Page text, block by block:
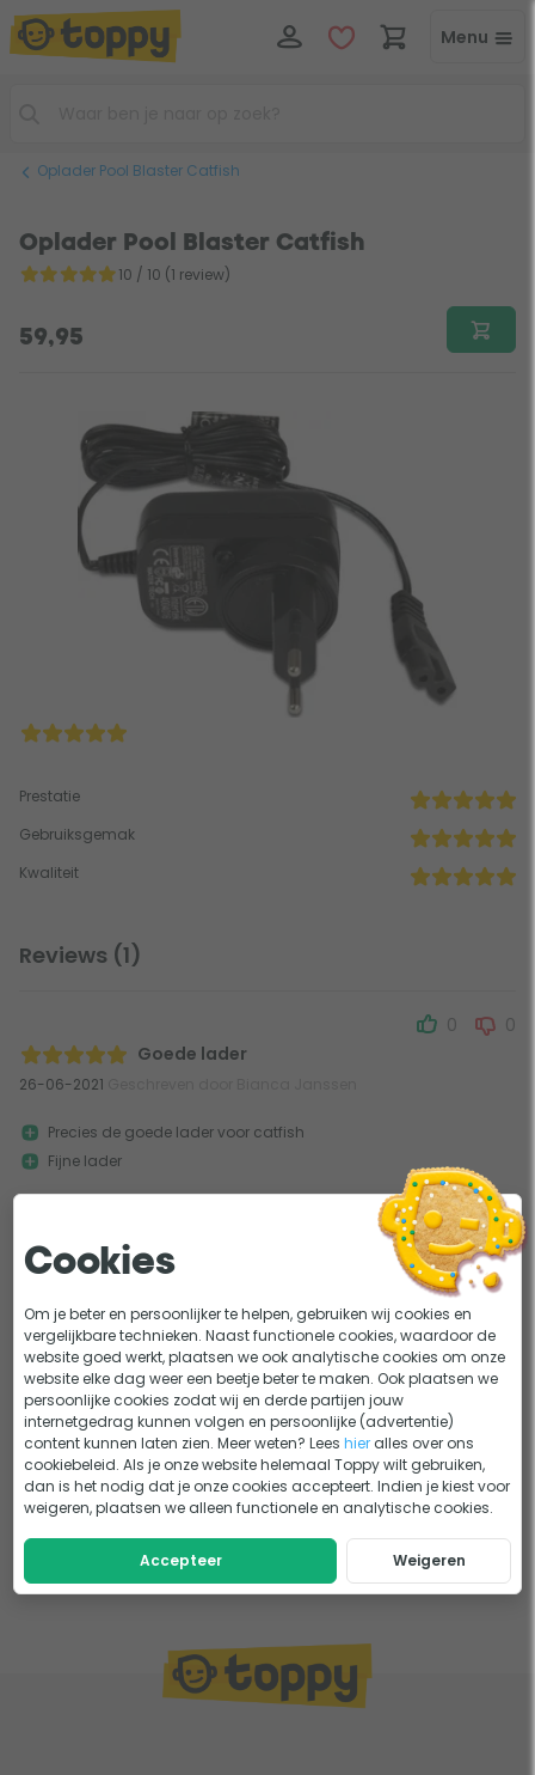
Menu
Oplader Pool Blaster Catfish
Oplader Pool Blaster Catfish
10 / 10 (1 review)
59,95
Prestatie
Gebruiksgemak
Kwaliteit
Reviews (1)
Goede lader
26-06-2021
0 0
Gelukkig heeft Toppy de lader voor cathfish poolblaster.
Precies de goede lader voor catfish
Fijne lader
1
Cookies
Om je beter en persoonlijker te helpen, gebruiken wij cookies en
vergelijkbare technieken. Naast functionele cookies, waardoor de
website goed werkt, plaatsen we ook analytische cookies om onze
website elke dag weer een beetje beter te maken. Ook plaatsen we
persoonlijke cookies zodat wij en derde partijen jouw
internetgedrag kunnen volgen en persoonlijke (advertentie)
content kunnen laten zien. Meer weten? Leeshier alles over ons
cookiebeleid. Als je onze website helemaal Toppy wilt gebruiken,
dan is het nodig dat je onze cookies accepteert. Indien je kiest voor
weigeren, plaatsen we alleen functionele en analytische cookies.
Accepteer Weigeren